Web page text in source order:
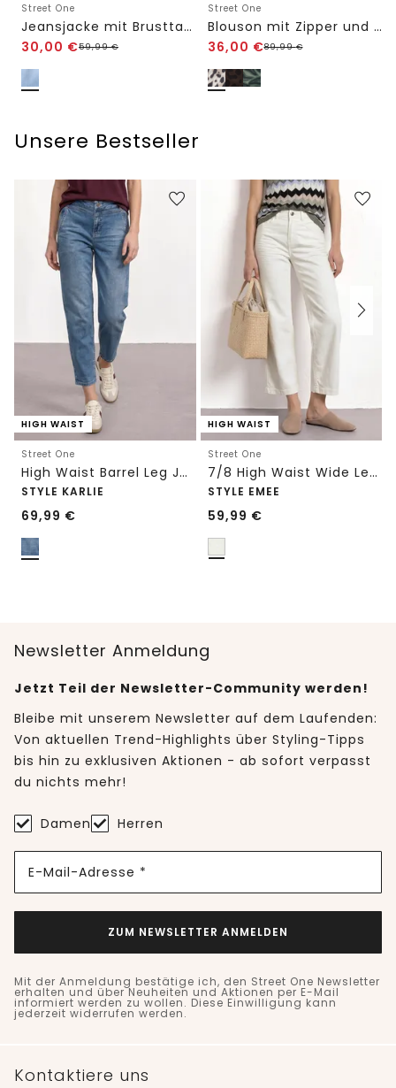
Street One
Jeansjacke mit Brusttaschen und Knöpfen
30,00 €59,99€
Street One
Blouson mit Zipper und Print
36,00 €89,99€
Unsere Bestseller
HIGH WAIST
Street One
High Waist Barrel Leg Jeans im Loose Fit
STYLE KARLIE
69,99 €
HIGH WAIST
Street One
7/8 High Waist Wide Leg Jeans im Loose Fit
STYLE EMEE
59,99 €
Newsletter Anmeldung
Jetzt Teil der Newsletter-Community werden!
Bleibe mit unserem Newsletter auf dem Laufenden:
Von aktuellen Trend-Highlights über Styling-Tipps
bis hin zu exklusiven Aktionen - ab sofort verpasst
du nichts mehr!
Damen Herren
E-Mail-Adresse *
ZUM NEWSLETTER ANMELDEN
Mit der Anmeldung bestätige ich, den Street One Newsletter
erhalten und über Neuheiten und Aktionen per E-Mail
informiert werden zu wollen. Diese Einwilligung kann
jederzeit widerrufen werden.
Kontaktiere uns